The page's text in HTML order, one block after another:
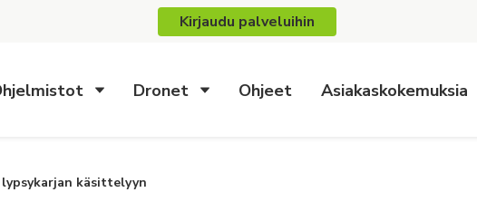
Kirjaudu palveluihin
Dronet Ohjeet Asiakaskokemuksia
käsittelyyn